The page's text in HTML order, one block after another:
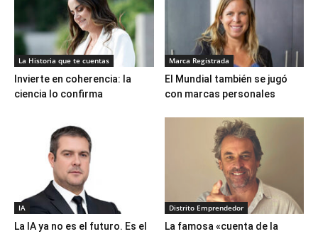
La Historia que te cuentas
Invierte en coherencia: la
ciencia lo confirma
Marca Registrada
El Mundial también se jugó
con marcas personales
IA
La IA ya no es el futuro. Es el
Distrito Emprendedor
La famosa «cuenta de la